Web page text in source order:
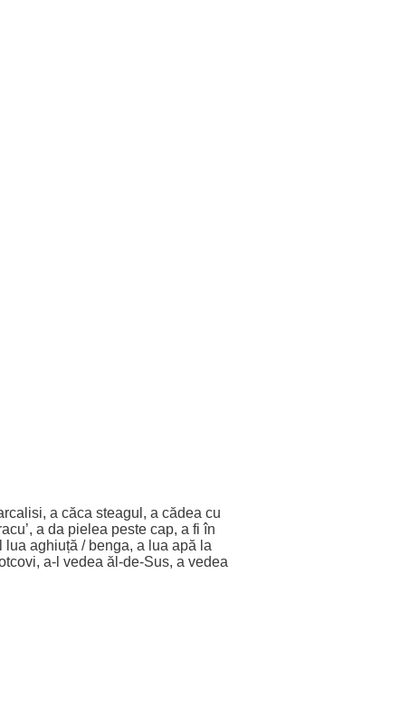
, a căca steagul , a cădea cu
a da pielea peste cap, a fi în
lua aghiuță / benga, a lua apă la
a-l vedea ăl-de-Sus, a vedea